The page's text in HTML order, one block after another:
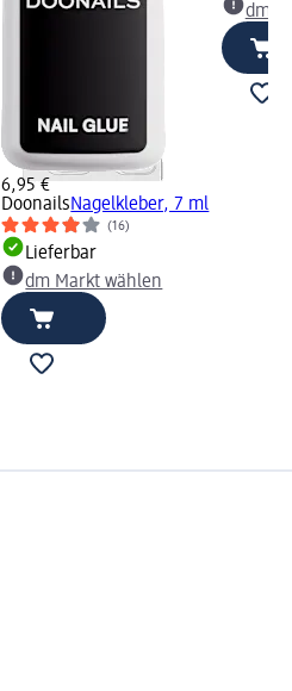
6,95 €
DoonailsNagelkleber, 7 ml
(16)
Lieferbar
dm Markt wählen
dm